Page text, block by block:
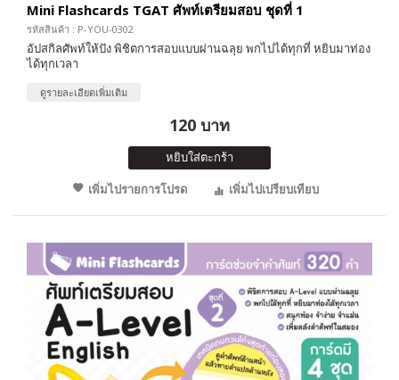
Mini Flashcards TGAT ศัพท์เตรียมสอบ ชุดที่ 1
รหัสสินค้า : P-YOU-0302
อัปสกิลศัพท์ให้ปัง พิชิตการสอบแบบผ่านฉลุย พกไปได้ทุกที่ หยิบมาท่อง
ได้ทุกเวลา
ดูรายละเอียดเพิ่มเติม
120 บาท
หยิบใส่ตะกร้า
เพิ่มไปรายการโปรด
เพิ่มไปเปรียบเทียบ